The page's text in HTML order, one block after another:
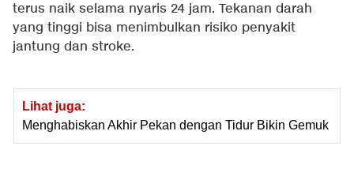
terus naik selama nyaris 24 jam. Tekanan darah
yang tinggi bisa menimbulkan risiko penyakit
jantung dan stroke.
Lihat juga:
Menghabiskan Akhir Pekan dengan Tidur Bikin Gemuk